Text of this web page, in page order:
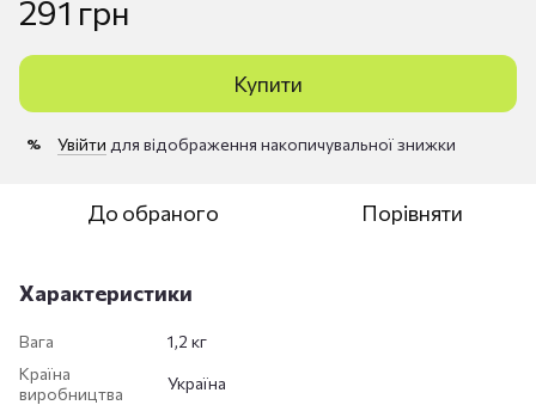
291 грн
Купити
% Увійти для відображення накопичувальної знижки
До обраного Порівняти
Характеристики
Вага
1,2 кг
Країна
виробництва
Україна